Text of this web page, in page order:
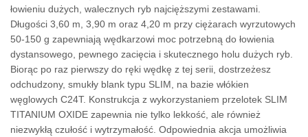
łowieniu dużych, walecznych ryb najcięższymi zestawami.
Długości 3,60 m, 3,90 m oraz 4,20 m przy ciężarach wyrzutowych
50-150 g zapewniają wędkarzowi moc potrzebną do łowienia
dystansowego, pewnego zacięcia i skutecznego holu dużych ryb.
Biorąc po raz pierwszy do ręki wędkę z tej serii, dostrzeżesz
odchudzony, smukły blank typu SLIM, na bazie włókien
węglowych C24T. Konstrukcja z wykorzystaniem przelotek SLIM
TITANIUM OXIDE zapewnia nie tylko lekkość, ale również
niezwykłą czułość i wytrzymałość. Odpowiednia akcja umożliwia